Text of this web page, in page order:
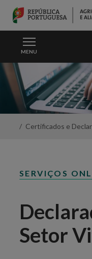
Skip to Main Content
MENU
Declarações
do
Setor
Vitivinícola
Certificados e
SERVIÇOS
Setor